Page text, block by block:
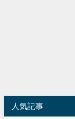
人気記事